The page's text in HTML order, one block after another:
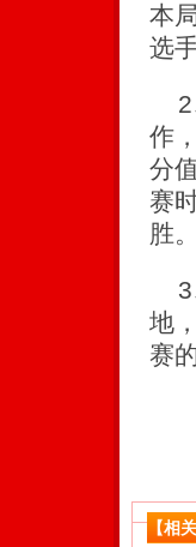
本
选
2
作
分
赛
胜。
3
地
赛
【相